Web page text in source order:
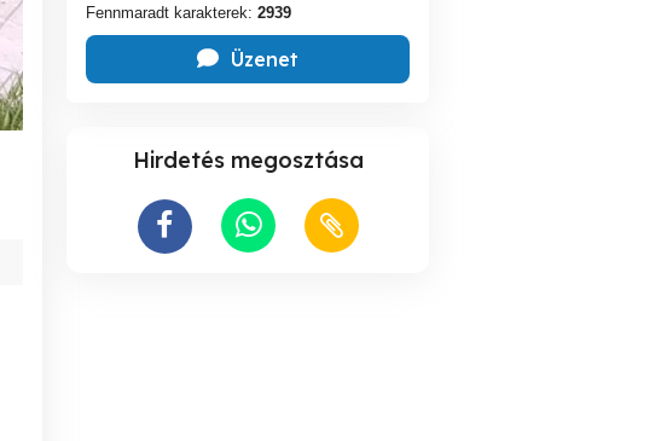
Fennmaradt karakterek: 2939
Üzenet
Hirdetés megosztása